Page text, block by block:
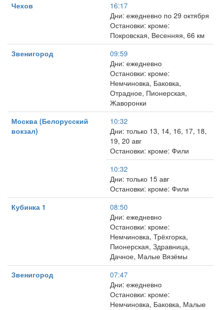
Чехов
16:17
Дни: ежедневно по 29 октября
Остановки: кроме:
Покровская, Весенняя, 66 км
Звенигород
09:59
Дни: ежедневно
Остановки: кроме:
Немчиновка, Баковка,
Отрадное, Пионерская,
Жаворонки
Москва (Белорусский
вокзал)
10:32
Дни: только 13, 14, 16, 17, 18,
19, 20 авг
Остановки: кроме: Фили
10:32
Дни: только 15 авг
Остановки: кроме: Фили
Кубинка 1
08:50
Дни: ежедневно
Остановки: кроме:
Немчиновка, Трёхгорка,
Пионерская, Здравница,
Дачное, Малые Вязёмы
Звенигород
07:47
Дни: ежедневно
Остановки: кроме:
Немчиновка, Баковка, Малые